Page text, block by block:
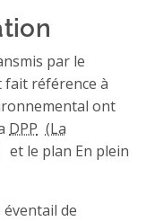
par le
référence à
ont
DPP
et le plan En plein
de